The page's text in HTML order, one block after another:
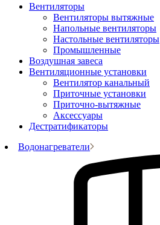
Вентиляторы
Вентиляторы вытяжные
Напольные вентиляторы
Настольные вентиляторы
Промышленные
Воздушная завеса
Вентиляционные установки
Вентилятор канальный
Приточные установки
Приточно-вытяжные
Аксессуары
Дестратификаторы
Водонагреватели